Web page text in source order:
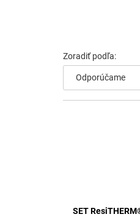
Odporúčame
i
p
r
SET